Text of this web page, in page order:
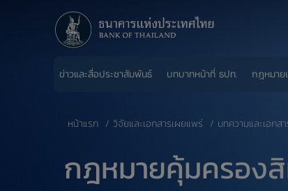
ข่าวและสื่อประชาสัมพันธ์ บทบาทหน้าที่ ธปท. กฎหมาย
หน้าแรก วิจัยและเอกสารเผยแพร่ บทความและเอกส
กฎหมายคุ้มครอง